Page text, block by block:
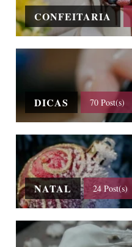
CONFEITARIA
DICAS 70 Post(s)
NATAL 24 Post(s)